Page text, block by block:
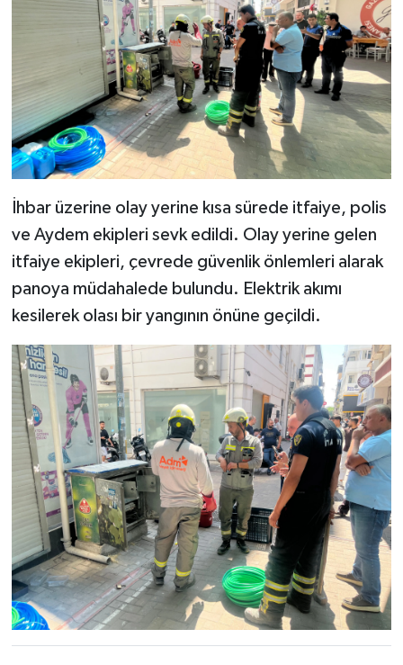
İhbar üzerine olay yerine kısa sürede itfaiye, polis
ve Aydem ekipleri sevk edildi. Olay yerine gelen
itfaiye ekipleri, çevrede güvenlik önlemleri alarak
panoya müdahalede bulundu. Elektrik akımı
kesilerek olası bir yangının önüne geçildi.